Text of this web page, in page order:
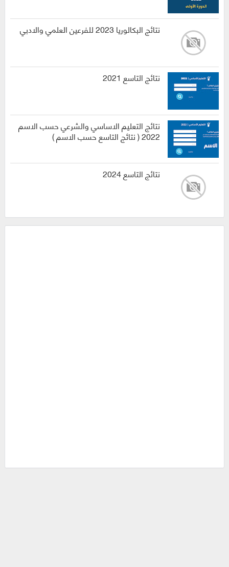
نتائج البكالوريا 2023 للفرعين العلمي والادبي
نتائج التاسع 2021
نتائج التعليم الاساسي والشرعي حسب الاسم
2022 ( نتائج التاسع حسب الاسم )
نتائج التاسع 2024